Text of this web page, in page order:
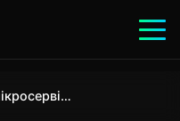
Моделювання мікросервісів | WebCraft